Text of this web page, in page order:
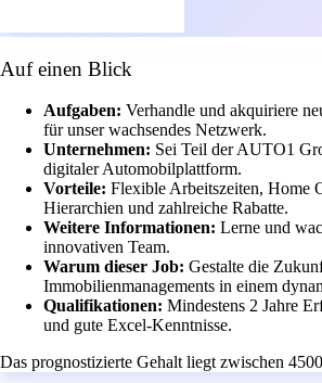
Auf einen Blick
Aufgaben: Verhandle und akquiriere
für unser wachsendes Netzwerk.
Unternehmen: Sei Teil der AUTO1
digitaler Automobilplattform.
Vorteile: Flexible Arbeitszeiten, Home
Hierarchien und zahlreiche Rabatte.
Weitere Informationen: Lerne und
innovativen Team.
Warum dieser Job: Gestalte die
Immobilienmanagements in einem
Qualifikationen: Mindestens 2 Jahre
und gute Excel-Kenntnisse.
Das prognostizierte Gehalt liegt zwischen